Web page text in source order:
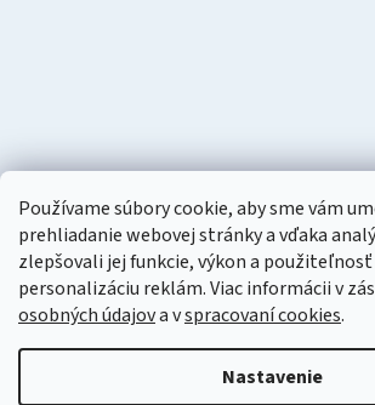
Používame súbory cookie, aby sme vám
prehliadanie webovej stránky a vďaka
zlepšovali jej funkcie, výkon a použiteľnosť
personalizáciu reklám. Viac informácii v
osobných údajova vspracovaní cookies.
Nastavenie
Vytvoril Shoptet